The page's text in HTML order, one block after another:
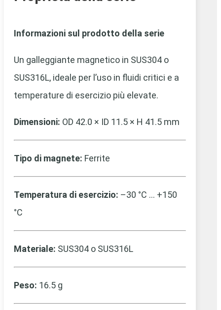
Informazioni sul prodotto della serie
Un galleggiante magnetico in SUS304 o
SUS316L, ideale per l’uso in fluidi critici e a
temperature di esercizio più elevate.
Dimensioni: OD 42.0 × ID 11.5 × H 41.5 mm
Tipo di magnete: Ferrite
Temperatura di esercizio: –30 °C … +150
°C
Materiale: SUS304 o SUS316L
Peso: 16.5 g